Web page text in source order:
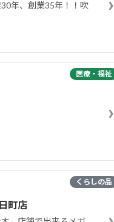
年、創業35年！！吹
医療・福祉
›
くらしの品
町店